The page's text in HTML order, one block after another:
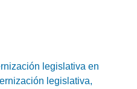
legislativa en
legislativa,